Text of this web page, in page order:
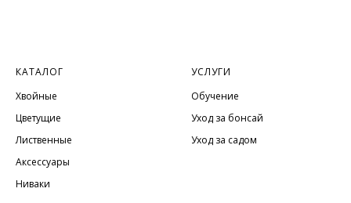
КАТАЛОГ
Хвойные
Цветущие
Лиственные
Аксессуары
Ниваки
УСЛУГИ
Обучение
Уход за бонсай
Уход за садом